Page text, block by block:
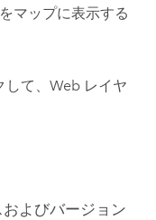
マップに表示する
て、Web レイヤ
よびバージョン